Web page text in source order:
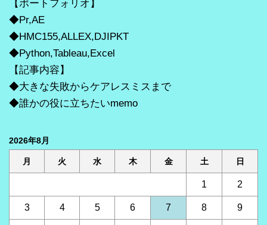
【ポートフォリオ】
◆Pr,AE
◆HMC155,ALLEX,DJIPKT
◆Python,Tableau,Excel
【記事内容】
◆大きな失敗からケアレスミスまで
◆誰かの役に立ちたいmemo
2026年8月
月 火 水 木 金 土 日
1 2
3 4 5 6 7 8 9